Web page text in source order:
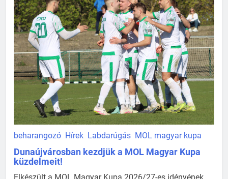
beharangozó Hírek Labdarúgás MOL magyar kupa
Dunaújvárosban kezdjük a MOL Magyar Kupa
küzdelmeit!
Elkészült a MOL Magyar Kupa 2026/27-es idényének